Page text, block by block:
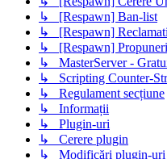
↳ [Respawn] Ban-list
↳ [Respawn]
↳ [Respawn] Propuneri
↳ MasterServer -
↳ Scripting Counter-
↳ Regulament secțiune
↳ Informații
↳ Plugin-uri
↳ Cerere plugin
↳ Modificări plugin-uri